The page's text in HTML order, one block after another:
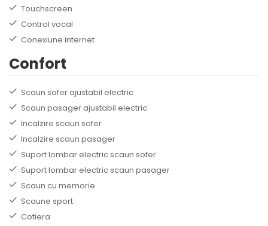
Touchscreen
Control vocal
Conexiune internet
Confort
Scaun sofer ajustabil electric
Scaun pasager ajustabil electric
Incalzire scaun sofer
Incalzire scaun pasager
Suport lombar electric scaun sofer
Suport lombar electric scaun pasager
Scaun cu memorie
Scaune sport
Cotiera